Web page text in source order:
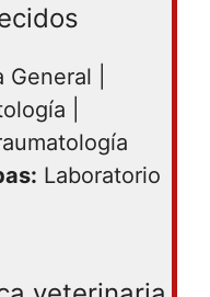
|
|
Laboratorio